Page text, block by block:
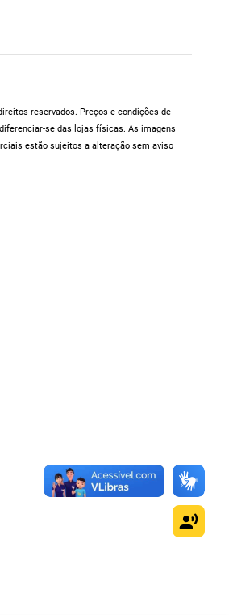
reservados. Preços e condições de
se das lojas físicas. As imagens
estão sujeitos a alteração sem aviso